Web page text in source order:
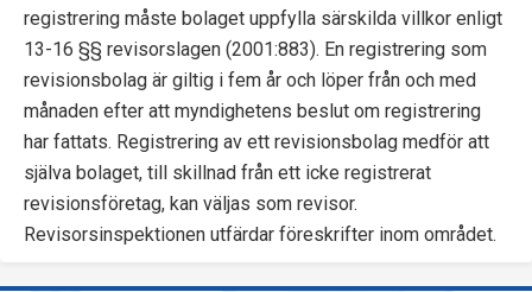
registrering måste bolaget uppfylla särskilda villkor enligt
13-16 §§ revisorslagen (2001:883). En registrering som
revisionsbolag är giltig i fem år och löper från och med
månaden efter att myndighetens beslut om registrering
har fattats. Registrering av ett revisionsbolag medför att
själva bolaget, till skillnad från ett icke registrerat
revisionsföretag, kan väljas som revisor.
Revisorsinspektionen utfärdar föreskrifter inom området.